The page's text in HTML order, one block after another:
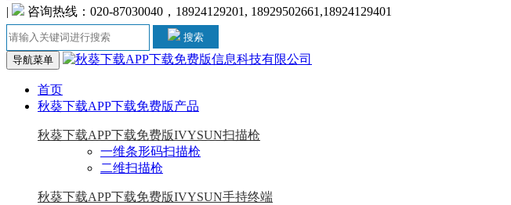
| 咨询热线：020-87030040，18924129201, 18929502661,18924129401
搜索
导航菜单
首页
秋葵下载APP下载免费版产品
秋葵下载APP下载免费版IVYSUN扫描枪
一维条形码扫描枪
二维扫描枪
秋葵下载APP下载免费版IVYSUN手持终端